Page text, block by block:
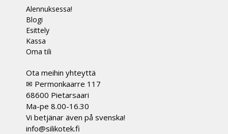
Alennuksessa!
Blogi
Esittely
Kassa
Oma tili
Ota meihin yhteyttä
✉ Permonkaarre 117
68600 Pietarsaari
Ma-pe 8.00-16.30
Vi betjänar även på svenska!
info@silikotek.fi